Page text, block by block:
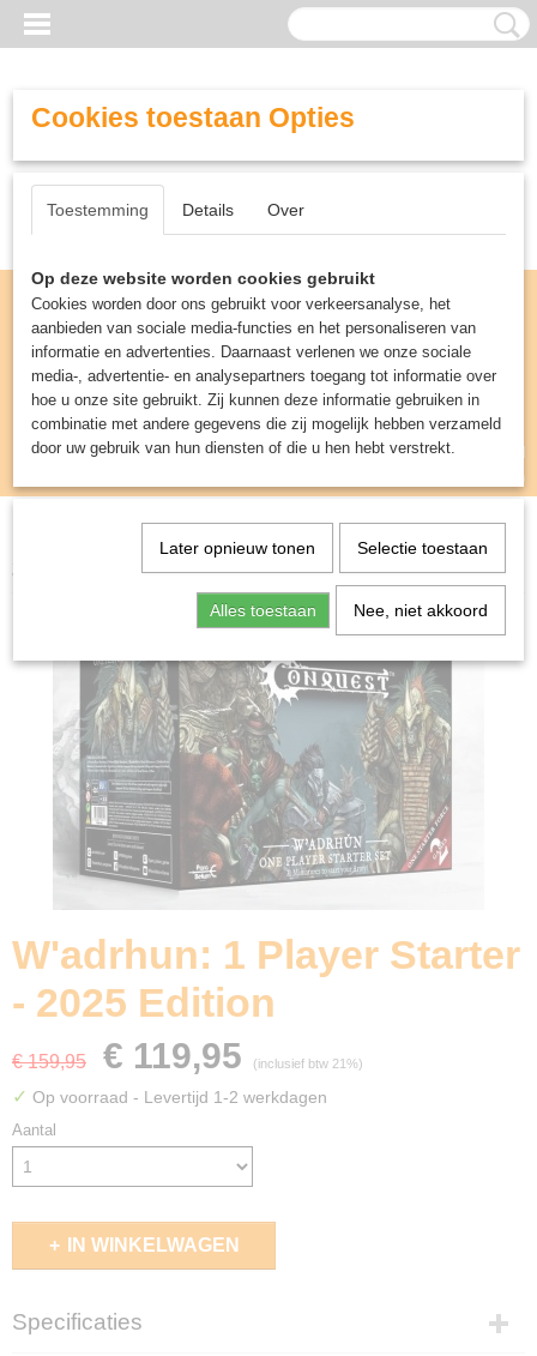
Inloggen Registreren
UW WINKELWAGEN
(0)
Miniature Gaming>W'adrhun: 1 Player Starter -
2025 Edition
W'adrhun: 1 Player Starter
- 2025 Edition
€ 159,95 € 119,95 (inclusief btw 21%)
✓ Op voorraad - Levertijd 1-2 werkdagen
Aantal
IN WINKELWAGEN
Specificaties
Cookies toestaan Opties
Toestemming Details Over
Op deze website worden cookies gebruikt
Cookies worden door ons gebruikt voor verkeersanalyse, het
aanbieden van sociale media-functies en het personaliseren van
informatie en advertenties. Daarnaast verlenen we onze sociale
media-, advertentie- en analysepartners toegang tot informatie over
hoe u onze site gebruikt. Zij kunnen deze informatie gebruiken in
combinatie met andere gegevens die zij mogelijk hebben verzameld
door uw gebruik van hun diensten of die u hen hebt verstrekt.
Later opnieuw tonen Selectie toestaan
Alles toestaan Nee, niet akkoord